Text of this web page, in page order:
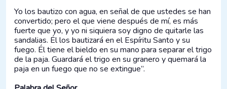
Yo los bautizo con agua, en señal de que ustedes se han
convertido; pero el que viene después de mí, es más
fuerte que yo, y yo ni siquiera soy digno de quitarle las
sandalias. Él los bautizará en el Espíritu Santo y su
fuego. Él tiene el bieldo en su mano para separar el trigo
de la paja. Guardará el trigo en su granero y quemará la
paja en un fuego que no se extingue”.